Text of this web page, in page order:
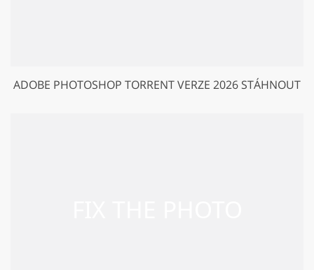
ADOBE PHOTOSHOP TORRENT VERZE 2026 STÁHNOUT